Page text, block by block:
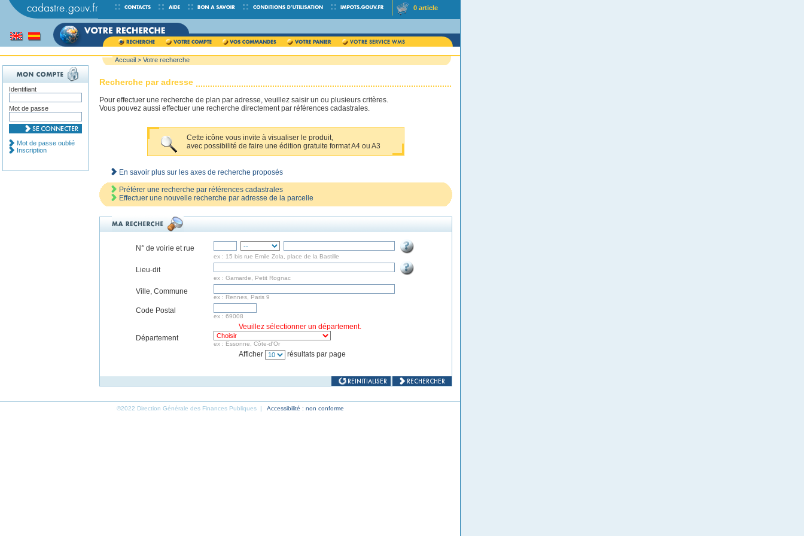
Accueil > Votre recherche
Recherche par adresse
Pour effectuer une recherche de plan par adresse, veuillez saisir un ou plusieurs critères.
Vous pouvez aussi effectuer une recherche directement par références cadastrales.
Cette icône vous invite à visualiser le produit,
avec possibilité de faire une édition gratuite format A4 ou A3
En savoir plus sur les axes de recherche proposés
Préférer une recherche par références cadastrales
Effectuer une nouvelle recherche par adresse de la parcelle
N° de voirie et rue
ex : 15 bis rue Emile Zola, place de la Bastille
Lieu-dit
ex : Gamarde, Petit Rognac
Ville, Commune
ex : Rennes, Paris 9
Code Postal
ex : 69008
Veuillez sélectionner un département.
Département
ex : Essonne, Côte-d'Or
Afficher résultats par page
0 article
Identifiant
Mot de passe
Mot de passe oublié
Inscription
©2022 Direction Générale des Finances Publiques | Accessibilité : non conforme